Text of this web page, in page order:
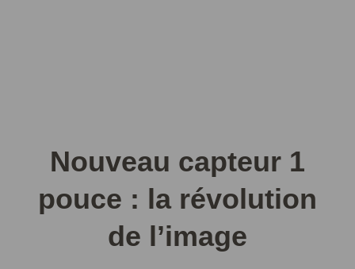
Nouveau capteur 1
pouce : la révolution
de l’image